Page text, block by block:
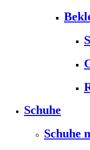
Schuhe
Schuhe